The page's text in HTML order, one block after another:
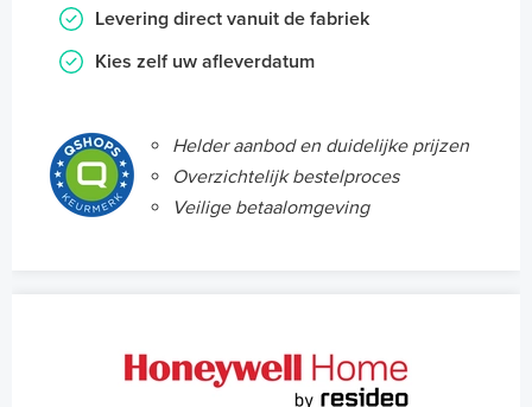
Levering direct vanuit de fabriek
Kies zelf uw afleverdatum
Helder aanbod en duidelijke prijzen
Overzichtelijk bestelproces
Veilige betaalomgeving